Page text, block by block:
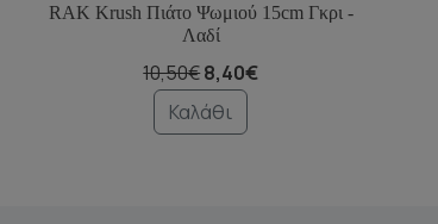
RAK Krush Πιάτο Ψωμιού 15cm Γκρι -
Λαδί
10,50€8,40€
Καλάθι